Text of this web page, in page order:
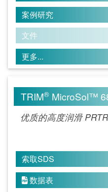
案例研究
文件
更多...
TRIM® MicroSol™
优质的高度润滑
索取SDS
 数据表